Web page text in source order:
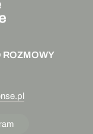
ROZMOWY